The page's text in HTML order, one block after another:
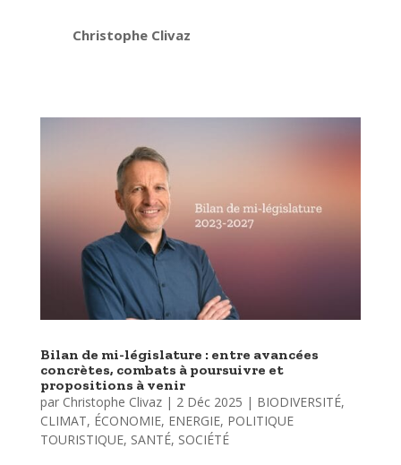
Christophe Clivaz
Bilan de mi-législature : entre avancées
concrètes, combats à poursuivre et
propositions à venir
par Christophe Clivaz| 2 Déc 2025 | BIODIVERSITÉ,
CLIMAT, ÉCONOMIE, ENERGIE, POLITIQUE
TOURISTIQUE, SANTÉ, SOCIÉTÉ